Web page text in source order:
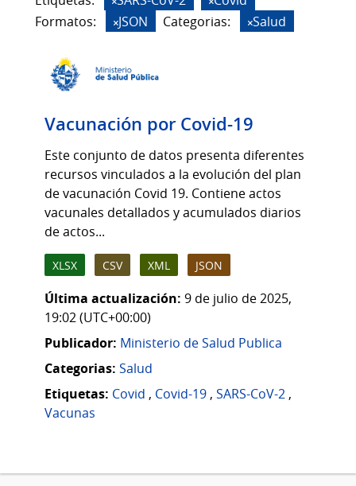
Formatos:
JSON Categorias: Salud
Vacunación por Covid-19
Este conjunto de datos presenta diferentes
recursos vinculados a la evolución del plan
de vacunación Covid 19. Contiene actos
vacunales detallados y acumulados diarios
de actos...
XLSX CSV XML JSON
Última actualización: 9 de julio de 2025,
19:02 (UTC+00:00)
Publicador: Ministerio de Salud Publica
Categorias: Salud
Etiquetas: Covid , Covid-19 , SARS-CoV-2 ,
Vacunas